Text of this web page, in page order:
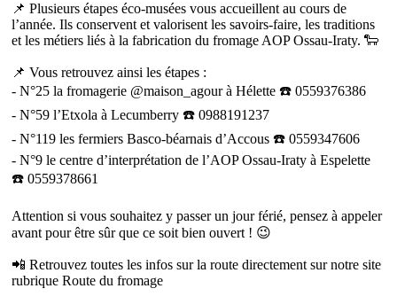
📌 Plusieurs étapes éco-musées vous accueillent au cours de
l’année. Ils conservent et valorisent les savoirs-faire, les traditions
et les métiers liés à la fabrication du fromage AOP Ossau-Iraty. 🐑
📌 Vous retrouvez ainsi les étapes :
- N°25 la fromagerie @maison_agour à Hélette ☎️ 0559376386
- N°59 l’Etxola à Lecumberry ☎️ 0988191237
- N°119 les fermiers Basco-béarnais d’Accous ☎️ 0559347606
- N°9 le centre d’interprétation de l’AOP Ossau-Iraty à Espelette
☎️ 0559378661
Attention si vous souhaitez y passer un jour férié, pensez à appeler
avant pour être sûr que ce soit bien ouvert ! 😉
📲 Retrouvez toutes les infos sur la route directement sur notre site
rubrique Route du fromage